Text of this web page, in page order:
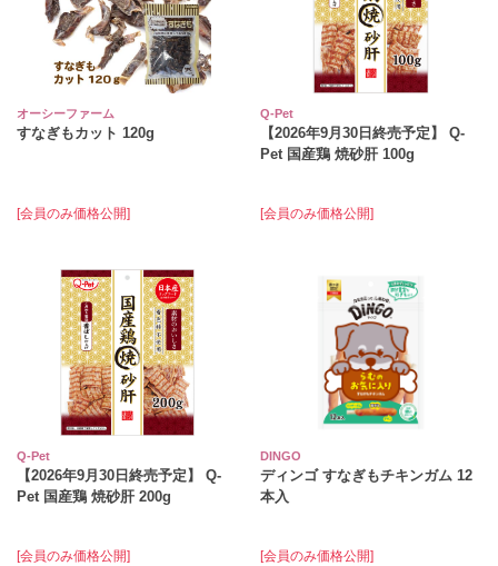
オーシーファーム
すなぎもカット 120g
[会員のみ価格公開]
Q-Pet
【2026年9月30日終売予定】 Q-
Pet 国産鶏 焼砂肝 100g
[会員のみ価格公開]
Q-Pet
【2026年9月30日終売予定】 Q-
Pet 国産鶏 焼砂肝 200g
[会員のみ価格公開]
DINGO
ディンゴ すなぎもチキンガム 12
本入
[会員のみ価格公開]